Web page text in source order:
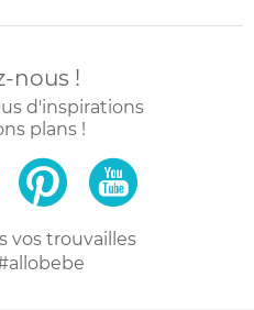
nous !
d'inspirations
plans !
vos trouvailles